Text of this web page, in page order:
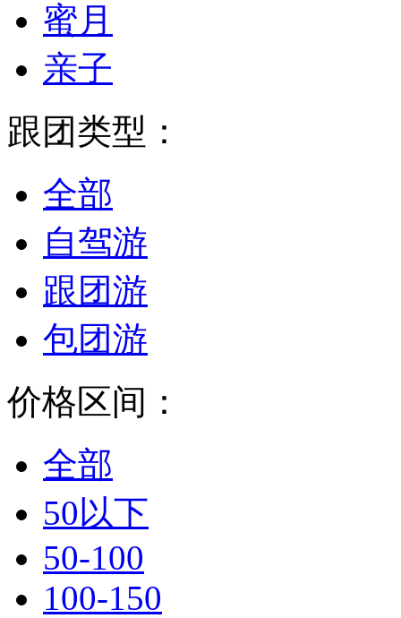
蜜月
亲子
跟团类型：
全部
自驾游
跟团游
包团游
价格区间：
全部
50以下
50-100
100-150